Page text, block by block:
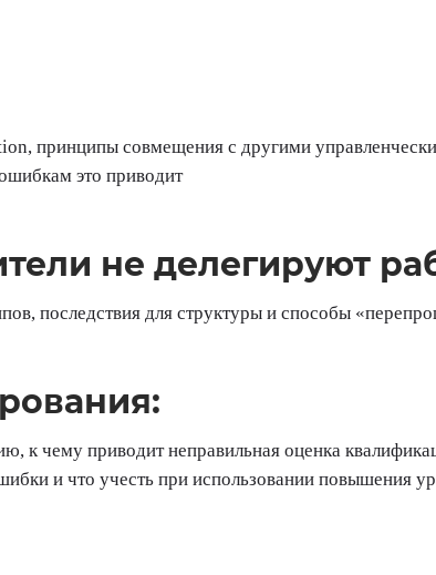
принципы совмещения с другими
это приводит
не делегируют
последствия для структуры и способы
к чему приводит неправильная оценка
и что учесть при использовании повышения